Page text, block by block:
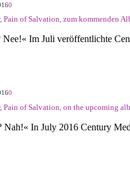
0
of Salvation, zum kommenden
Nee!« Im Juli veröffentlichte
0
Pain of Salvation, on the upcoming
Nah!« In July 2016 Century